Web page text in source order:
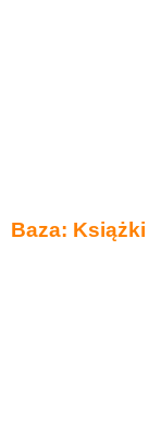
Baza: Książki